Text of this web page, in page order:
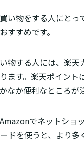
い物をする人にと
すすめです。
物する人には、楽
ます。楽天ポイン
なか便利なところが
でネットシ
ドを使うと、より